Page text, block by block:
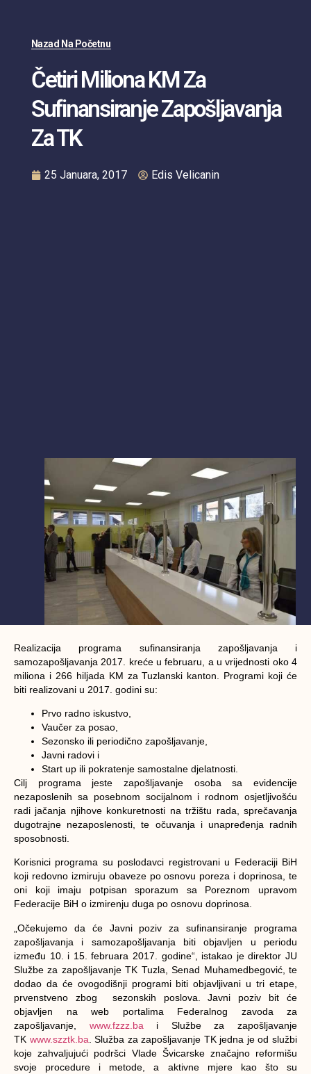
Nazad Na Početnu
Četiri Miliona KM Za
Sufinansiranje Zapošljavanja
Za TK
25 Januara, 2017 Edis Velicanin
Realizacija programa sufinansiranja zapošljavanja i
samozapošljavanja 2017. kreće u februaru, a u vrijednosti oko 4
miliona i 266 hiljada KM za Tuzlanski kanton. Programi koji će
biti realizovani u 2017. godini su:
Prvo radno iskustvo,
Vaučer za posao,
Sezonsko ili periodično zapošljavanje,
Javni radovi i
Start up ili pokratenje samostalne djelatnosti.
Cilj programa jeste zapošljavanje osoba sa evidencije
nezaposlenih sa posebnom socijalnom i rodnom osjetljivošću
radi jačanja njihove konkuretnosti na tržištu rada, sprečavanja
dugotrajne nezaposlenosti, te očuvanja i unapređenja radnih
sposobnosti.
Korisnici programa su poslodavci registrovani u Federaciji BiH
koji redovno izmiruju obaveze po osnovu poreza i doprinosa, te
oni koji imaju potpisan sporazum sa Poreznom upravom
Federacije BiH o izmirenju duga po osnovu doprinosa.
„Očekujemo da će Javni poziv za sufinansiranje programa
zapošljavanja i samozapošljavanja biti objavljen u periodu
između 10. i 15. februara 2017. godine“, istakao je direktor JU
Službe za zapošljavanje TK Tuzla, Senad Muhamedbegović, te
dodao da će ovogodišnji programi biti objavljivani u tri etape,
prvenstveno zbog sezonskih poslova. Javni poziv bit će
objavljen na web portalima Federalnog zavoda za
zapošljavanje, www.fzzz.ba i Službe za zapošljavanje
TK www.szztk.ba . Služba za zapošljavanje TK jedna je od službi
koje zahvaljujući podršci Vlade Švicarske značajno reformišu
svoje procedure i metode, a aktivne mjere kao što su